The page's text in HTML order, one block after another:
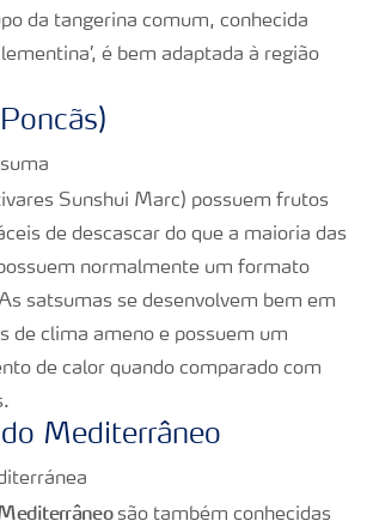
da tangerina comum, conhecida
é bem adaptada à região
Sunshui Marc) possuem frutos
de descascar do que a maioria das
normalmente um formato
satsumas se desenvolvem bem em
de clima ameno e possuem um
de calor quando comparado com
do Mediterrâneo
são também conhecidas